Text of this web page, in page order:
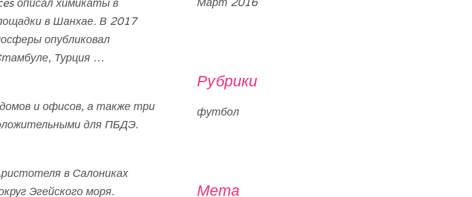
описал химикаты в
в Шанхае. В 2017
опубликовал
Турция …
и офисов, а также три
для ПБДЭ.
в Салониках
Эгейского моря.
Рубрики
футбол
Мета